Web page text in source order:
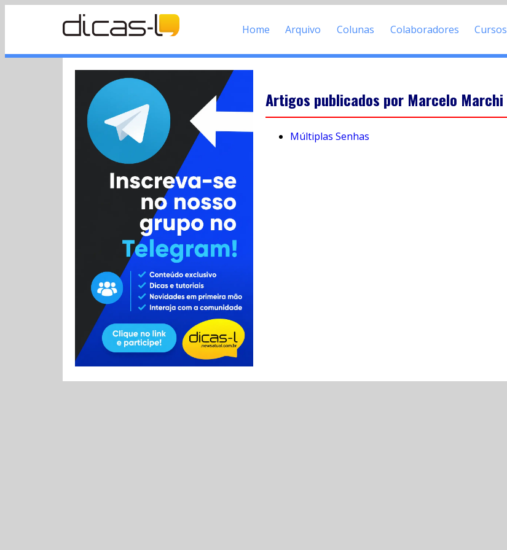
Home Arquivo Colunas Colaboradores Cursos
Artigos publicados por Marcelo Marchi
Múltiplas Senhas